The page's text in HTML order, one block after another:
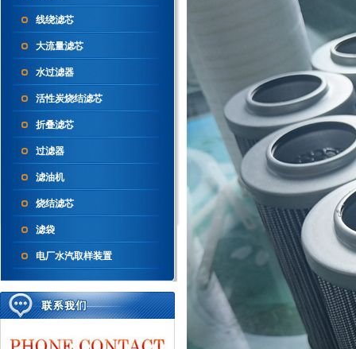
线绕滤芯
大流量滤芯
水过滤器
活性炭烧结滤芯
折叠滤芯
过滤器
滤油机
烧结滤芯
滤袋
电厂水汽取样装置